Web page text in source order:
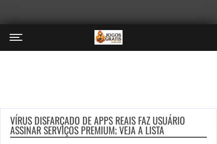
VÍRUS DISFARÇADO DE APPS REAIS FAZ USUÁRIO
ASSINAR SERVIÇOS PREMIUM; VEJA A LISTA